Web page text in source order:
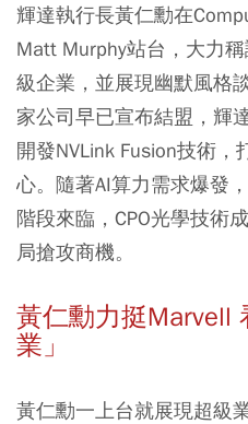
輝達執行長黃仁勳在
Matt Murphy站台，大力
級企業，並展現幽默風格
家公司早已宣布結盟，輝
開發NVLink Fusion技術，
心。隨著AI算力需求爆發
階段來臨，CPO光學技術
局搶攻商機。
黃仁勳力挺Marvell
業」
黃仁勳一上台就展現超級